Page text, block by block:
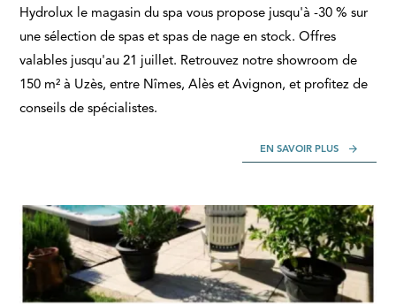
Hydrolux le magasin du spa vous propose jusqu'à -30 % sur
une sélection de spas et spas de nage en stock. Offres
valables jusqu'au 21 juillet. Retrouvez notre showroom de
150 m² à Uzès, entre Nîmes, Alès et Avignon, et profitez de
conseils de spécialistes.
EN SAVOIR PLUS